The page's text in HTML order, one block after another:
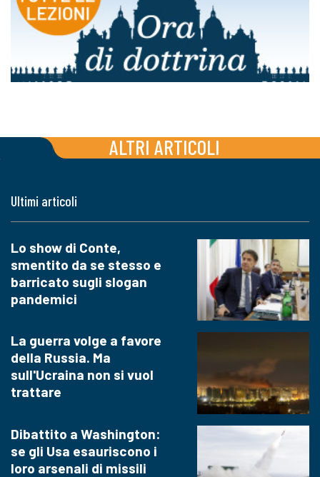
ALTRI ARTICOLI
Ultimi articoli
Lo show di Conte,
smentito da se stesso e
barricato sugli slogan
pandemici
La guerra volge a favore
della Russia. Ma
sull'Ucraina non si vuol
trattare
Dibattito a Washington:
se gli Usa esauriscono i
loro arsenali di missili